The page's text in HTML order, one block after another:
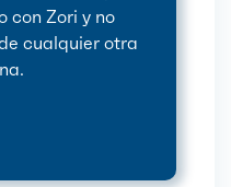
con Zori y no
cualquier otra